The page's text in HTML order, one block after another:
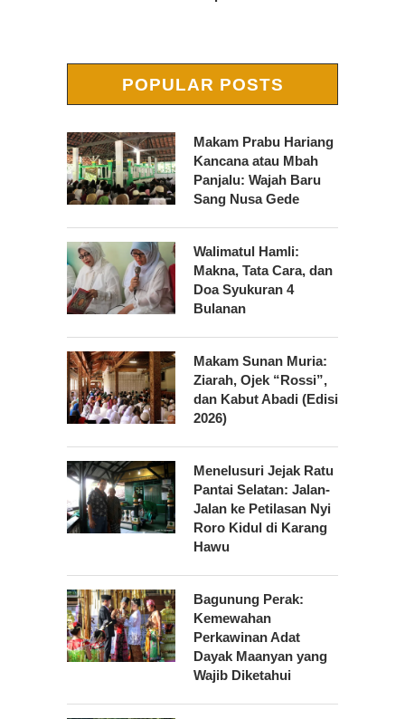
POPULAR POSTS
Makam Prabu Hariang
Kancana atau Mbah
Panjalu: Wajah Baru
Sang Nusa Gede
Walimatul Hamli:
Makna, Tata Cara, dan
Doa Syukuran 4
Bulanan
Makam Sunan Muria:
Ziarah, Ojek “Rossi”,
dan Kabut Abadi (Edisi
2026)
Menelusuri Jejak Ratu
Pantai Selatan: Jalan-
Jalan ke Petilasan Nyi
Roro Kidul di Karang
Hawu
Bagunung Perak:
Kemewahan
Perkawinan Adat
Dayak Maanyan yang
Wajib Diketahui